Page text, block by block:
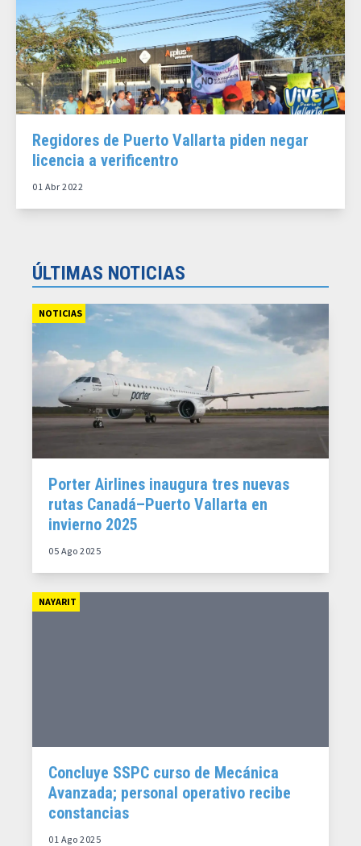
Regidores de Puerto Vallarta piden negar
licencia a verificentro
01 Abr 2022
ÚLTIMAS NOTICIAS
NOTICIAS
Porter Airlines inaugura tres nuevas
rutas Canadá–Puerto Vallarta en
invierno 2025
05 Ago 2025
NAYARIT
Concluye SSPC curso de Mecánica
Avanzada; personal operativo recibe
constancias
01 Ago 2025